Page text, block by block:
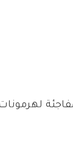
لهرمونات